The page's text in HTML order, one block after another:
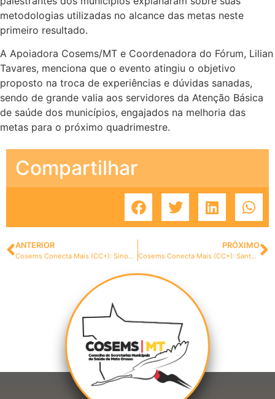
metodologias utilizadas no alcance das metas neste
primeiro resultado.
A Apoiadora Cosems/MT e Coordenadora do Fórum, Lilian
Tavares, menciona que o evento atingiu o objetivo
proposto na troca de experiências e dúvidas sanadas,
sendo de grande valia aos servidores da Atenção Básica
de saúde dos municípios, engajados na melhoria das
metas para o próximo quadrimestre.
Compartilhar
ANTERIOR
Cosems Conecta Mais (CC+): Sinop recebe reunião de Monitoramento do Previne Brasil
PRÓXIMO
Cosems Conecta Mais (CC+): Santa Rita do Trivelato promove reunião